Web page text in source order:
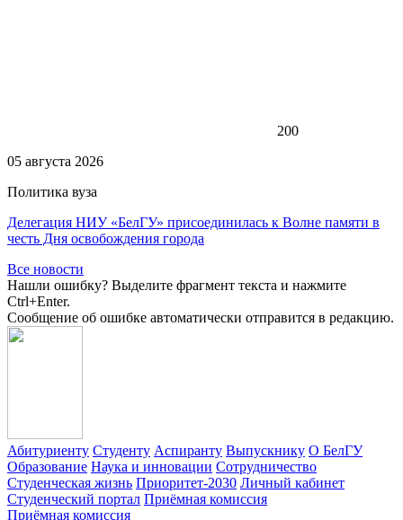
200
05 августа 2026
Политика вуза
Делегация НИУ «БелГУ» присоединилась к Волне памяти в
честь Дня освобождения города
Все новости
Нашли ошибку? Выделите фрагмент текста и нажмите
Ctrl+Enter.
Сообщение об ошибке автоматически отправится в редакцию.
Абитуриенту Студенту Аспиранту Выпускнику О БелГУ
Образование Наука и инновации Сотрудничество
Студенческая жизнь Приоритет-2030 Личный кабинет
Студенческий портал Приёмная комиссия
Приёмная комиссия